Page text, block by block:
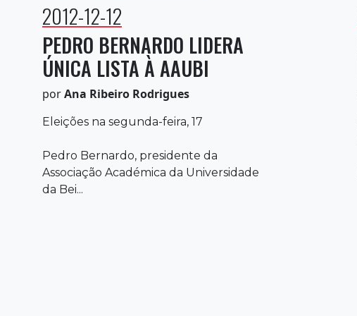
2012-12-12
PEDRO BERNARDO LIDERA
ÚNICA LISTA À AAUBI
porAna Ribeiro Rodrigues
Eleições na segunda-feira, 17
Pedro Bernardo, presidente da
Associação Académica da Universidade
da Bei...